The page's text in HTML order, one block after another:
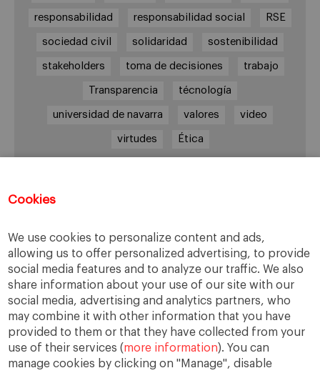
Cookies
We use cookies to personalize content and ads,
allowing us to offer personalized advertising, to provide
social media features and to analyze our traffic. We also
share information about your use of our site with our
social media, advertising and analytics partners, who
may combine it with other information that you have
provided to them or that they have collected from your
use of their services (more information). You can
manage cookies by clicking on "Manage", disable
responsabilidad responsabilidad social RSE
sociedad civil solidaridad sostenibilidad
stakeholders toma de decisiones trabajo
Transparencia técnología
universidad de navarra valores video
virtudes Ética
Enlaces de interés
Center for Business in Society – IESE
EBEN España
IESE Business School
Archivos